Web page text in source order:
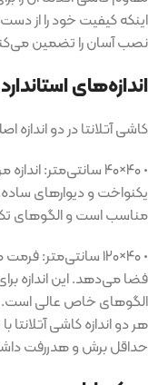
اینکه کیفیت خود را از
نصب آسان را تضمین
اندازه‌های استاندارد
کاشی آتلانتا در دو
•۴۰×۴۰ سانتی‌متر :
یکنواخت و دیوارهای ساده
مناسب است و الگوهای
•۴۰×۱۲۰ سانتی‌متر :فرمت
فضا می‌دهد.این اندازه
الگوهای خاص عالی است.
هر دو اندازه کاشی
حداقل برش و هدررفت